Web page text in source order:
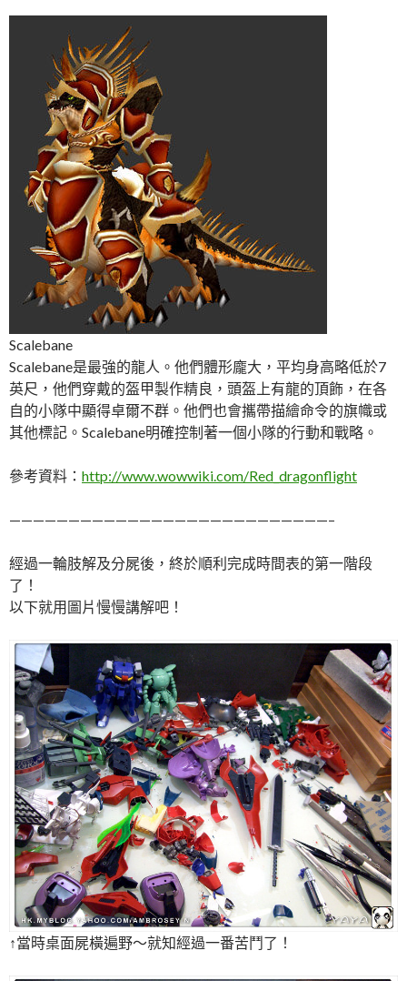
Scalebane
Scalebane是最強的龍人。他們體形龐大，平均身高略低於7
英尺，他們穿戴的盔甲製作精良，頭盔上有龍的頂飾，在各
自的小隊中顯得卓爾不群。他們也會攜帶描繪命令的旗幟或
其他標記。Scalebane明確控制著一個小隊的行動和戰略。
參考資料： http://www.wowwiki.com/Red_dragonflight
———————————————————————————–
經過一輪肢解及分屍後，終於順利完成時間表的第一階段
了！
以下就用圖片慢慢講解吧！
↑當時桌面屍橫遍野～就知經過一番苦鬥了！